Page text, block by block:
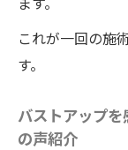
これが一回の施
す。
バストアップ
の声紹介